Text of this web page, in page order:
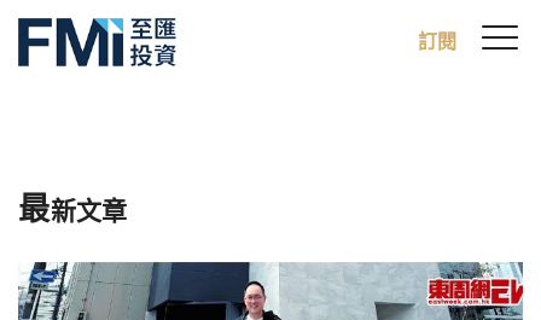
訂閱
最新文章